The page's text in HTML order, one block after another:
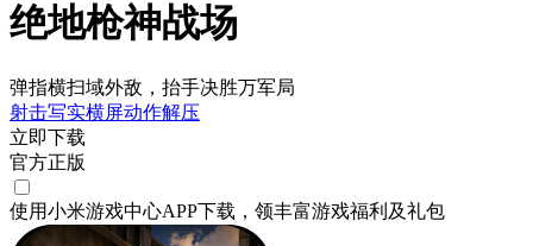
绝地枪神战场
弹指横扫域外敌，抬手决胜万军局
射击写实横屏动作解压
立即下载
官方正版
使用小米游戏中心APP下载 ，领丰富游戏福利 及礼包